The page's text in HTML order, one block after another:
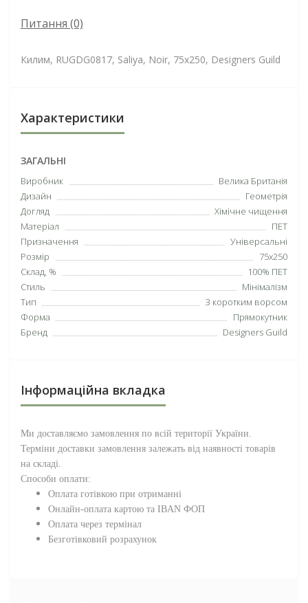
Питання (0)
Килим, RUGDG0817, Saliya, Noir, 75х250, Designers Guild
Характеристики
ЗАГАЛЬНІ
Виробник
Велика Британія
Дизайн
Геометрія
Догляд
Хімічне чищення
Матеріал
ПЕТ
Призначення
Універсальні
Розмір
75х250
Склад, %
100% ПЕТ
Стиль
Мінімалізм
Тип
З коротким ворсом
Форма
Прямокутник
Бренд
Designers Guild
Інформаційна вкладка
Ми доставляємо замовлення по всій території України.
Терміни доставки замовлення залежать від наявності товарів
на складі.
Способи оплати:
Оплата готівкою при отриманні
Онлайн-оплата картою та IBAN ФОП
Оплата через термінал
Безготівковий розрахунок